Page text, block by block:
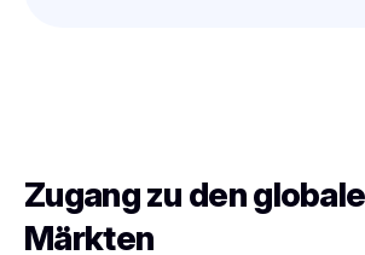
Zugang zu den
Märkten